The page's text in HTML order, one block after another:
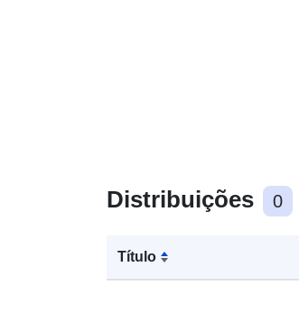
Distribuições 0
Título